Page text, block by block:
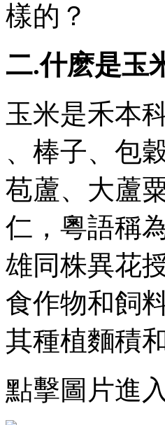
二.什麽是玉米
玉米是禾本科
、棒子、包穀
苞蘆、大
仁，粵語
雄同株異花授
食作物和飼料
其種植麵積和
點擊圖片進